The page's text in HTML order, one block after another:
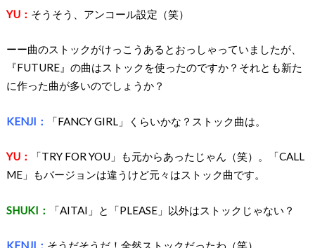
YU： そうそう、アンコール設定（笑）
ーー曲のストックがけっこうあるとおっしゃっていましたが、
『FUTURE』の曲はストックを使ったのですか？それとも新た
に作った曲が多いのでしょうか？
KENJI： 「FANCY GIRL」くらいかな？ストック曲は。
YU：
「TRY FOR YOU」も元からあったじゃん（笑）。「CALL
ME」もバージョンは違うけど元々はストック曲です。
SHUKI： 「AITAI」と「PLEASE」以外はストックじゃない？